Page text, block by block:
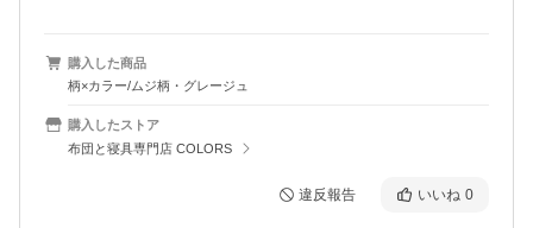
購入した商品
柄×カラー/ムジ柄・グレージュ
購入したストア
布団と寝具専門店 COLORS
違反報告 いいね 0